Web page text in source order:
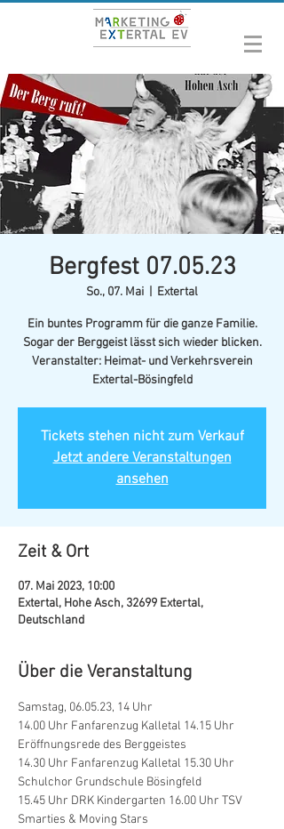
Bergfest 07.05.23
So., 07. Mai Extertal
Ein buntes Programm für die ganze Familie.
Sogar der Berggeist lässt sich wieder blicken.
Veranstalter: Heimat- und Verkehrsverein
Extertal-Bösingfeld
Tickets stehen nicht zum Verkauf
Jetzt andere Veranstaltungen
ansehen
Zeit & Ort
07. Mai 2023, 10:00
Extertal, Hohe Asch, 32699 Extertal,
Deutschland
Über die Veranstaltung
Samstag, 06.05.23, 14 Uhr
14.00 Uhr Fanfarenzug Kalletal 14.15 Uhr
Eröffnungsrede des Berggeistes
14.30 Uhr Fanfarenzug Kalletal 15.30 Uhr
Schulchor Grundschule Bösingfeld
15.45 Uhr DRK Kindergarten 16.00 Uhr TSV
Smarties & Moving Stars